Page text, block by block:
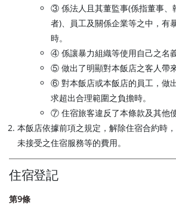
③ 係法人且其董監事(係指董事、
者)、員工及關係企業等之中，有
時。
④ 係讓暴力組織等使用自己之名義
⑤ 做出了明顯對本飯店之客人帶
⑥ 對本飯店或本飯店的員工，做
求超出合理範圍之負擔時。
⑦ 住宿旅客違反了本條款及其他
本飯店依據前項之規定，解除住宿合約時
未接受之住宿服務等的費用。
住宿登記
第9條